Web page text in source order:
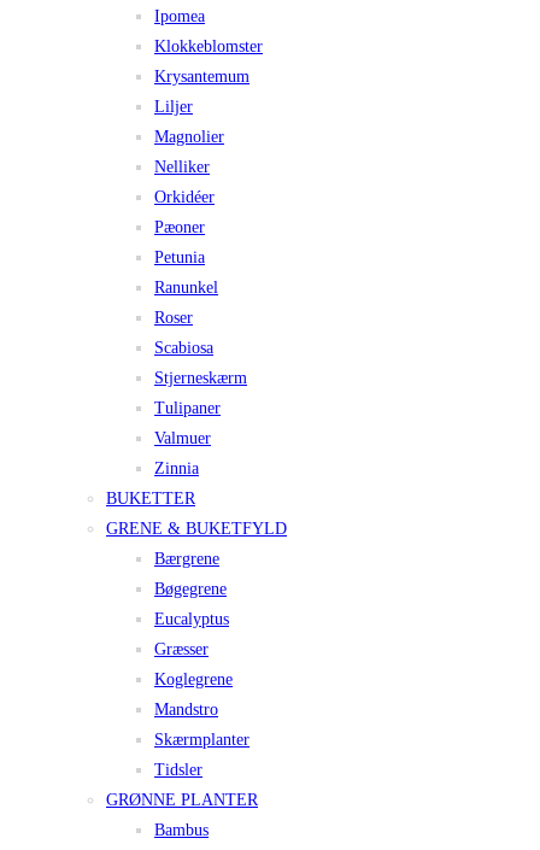
Ipomea
Klokkeblomster
Krysantemum
Liljer
Magnolier
Nelliker
Orkidéer
Pæoner
Petunia
Ranunkel
Roser
Scabiosa
Stjerneskærm
Tulipaner
Valmuer
Zinnia
BUKETTER
GRENE & BUKETFYLD
Bærgrene
Bøgegrene
Eucalyptus
Græsser
Koglegrene
Mandstro
Skærmplanter
Tidsler
GRØNNE PLANTER
Bambus